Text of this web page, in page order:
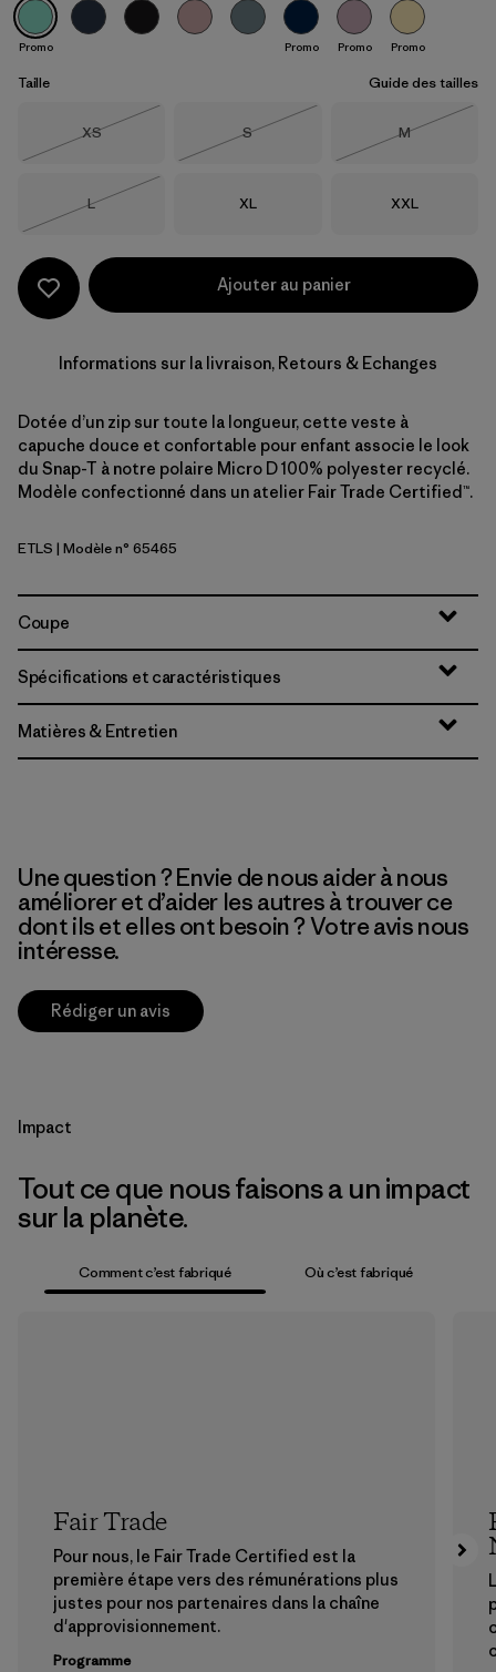
Early Teal w/Shore Blue
Promo Promo Promo Promo
Taille Guide des tailles
Taille
XS
Taille
S
Taille
M
Taille
L
Taille
XL Taille
XXL
Ajouter au panier
Informations sur la livraison, Retours & Echanges
Dotée d’un zip sur toute la longueur, cette veste à
capuche douce et confortable pour enfant associe le look
du Snap-T à notre polaire Micro D 100% polyester recyclé.
Modèle confectionné dans un atelier Fair Trade Certified™.
Early Teal w/Shore Blue
ETLS | Modèle n° 65465
Coupe
Spécifications et caractéristiques
Matières & Entretien
Une question ? Envie de nous aider à nous
améliorer et d’aider les autres à trouver ce
dont ils et elles ont besoin ? Votre avis nous
intéresse.
Rédiger un avis
Impact
Tout ce que nous faisons a un impact
sur la planète.
Comment c’est fabriqué Où c’est fabriqué
Fair Trade
Pour nous, le Fair Trade Certified est la
première étape vers des rémunérations plus
justes pour nos partenaires dans la chaîne
d'approvisionnement.
Programme